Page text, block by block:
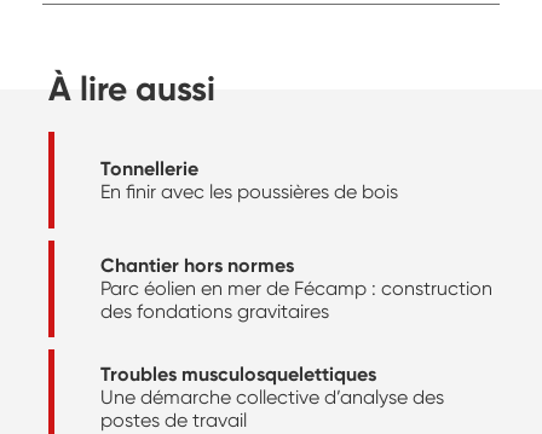
À lire aussi
Tonnellerie
En finir avec les poussières de bois
Chantier hors normes
Parc éolien en mer de Fécamp : construction
des fondations gravitaires
Troubles musculosquelettiques
Une démarche collective d’analyse des
postes de travail